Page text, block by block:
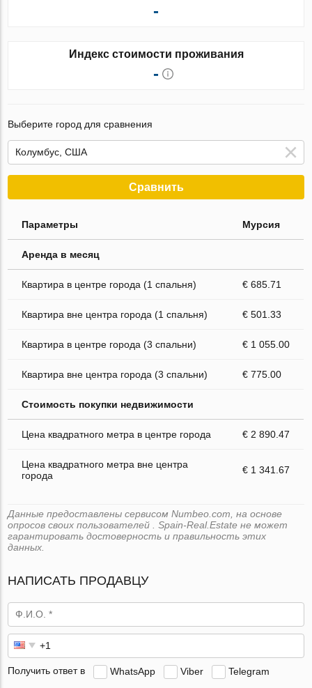
-
Индекс стоимости проживания
-
Выберите город для сравнения
Сравнить
Параметры Мурсия
Аренда в месяц
Квартира в центре города (1 спальня) € 685.71
Квартира вне центра города (1 спальня) € 501.33
Квартира в центре города (3 спальни) € 1 055.00
Квартира вне центра города (3 спальни) € 775.00
Стоимость покупки недвижимости
Цена квадратного метра в центре города € 2 890.47
Цена квадратного метра вне центра
города
€ 1 341.67
Данные предоставлены сервисом Numbeo.com, на основе
опросов своих пользователей . Spain-Real.Estate не может
гарантировать достоверность и правильность этих
данных.
НАПИСАТЬ ПРОДАВЦУ
Получить ответ в WhatsApp Viber Telegram